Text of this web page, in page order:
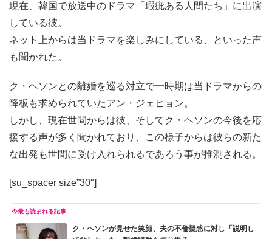
現在、韓国で放送中のドラマ「瑕疵ある人間たち」に出演
している彼。
ネット上からは当ドラマを楽しみにしている、といった声
も聞かれた。
ク・ヘソンとの離婚を巡る対立で一時期は当ドラマからの
降板も求められていたアン・ジェヒョン。
しかし、現在世間からは彼、そしてク・ヘソンの今後を応
援する声が多く聞かれており、この様子からは彼らの新た
な出発も世間に受け入れられるであろう事が推測される。
[su_spacer size”30″]
ク・ヘソンが見せた笑顔、夫の不倫疑惑に対し「説明し